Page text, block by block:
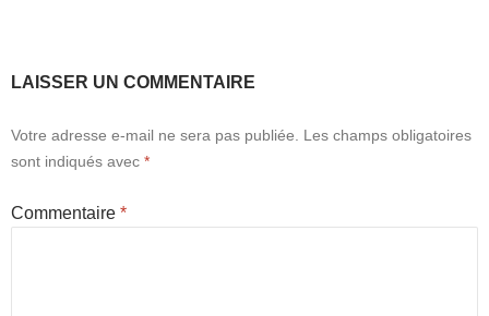
LAISSER UN COMMENTAIRE
Votre adresse e-mail ne sera pas publiée.
Les champs obligatoires
sont indiqués avec *
Commentaire *